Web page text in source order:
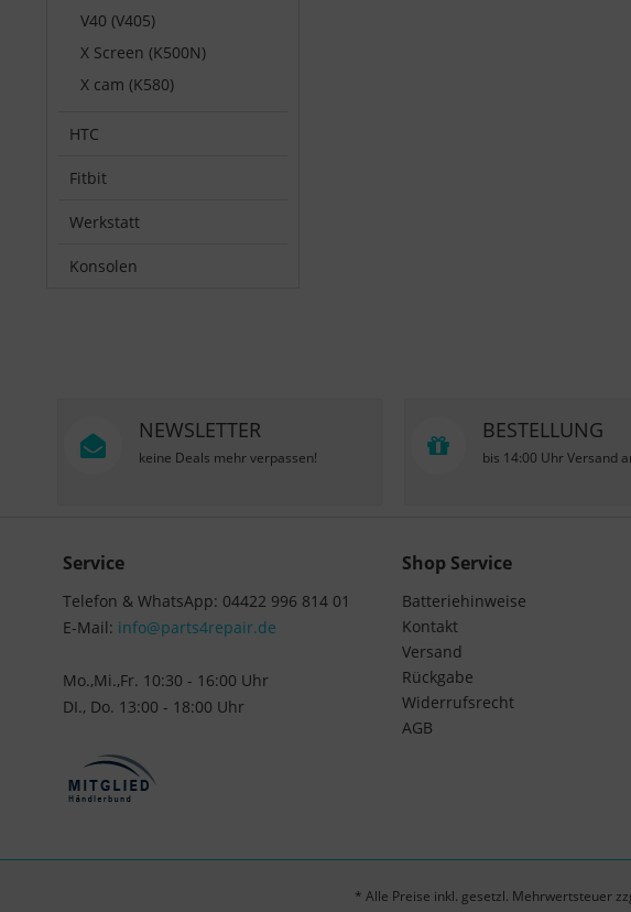
V40 (V405)
X Screen (K500N)
X cam (K580)
HTC
Fitbit
Werkstatt
Konsolen
NEWSLETTER
keine Deals mehr verpassen!
BESTELLUNG
bis 14:00 Uhr Versand
Service
Telefon & WhatsApp: 04422 996 814 01
E-Mail: info@parts4repair.de
Mo.,Mi.,Fr. 10:30 - 16:00 Uhr
DI., Do. 13:00 - 18:00 Uhr
Shop Service
Batteriehinweise
Kontakt
Versand
Rückgabe
Widerrufsrecht
AGB
* Alle Preise inkl. gesetzl. Mehrwertsteuer